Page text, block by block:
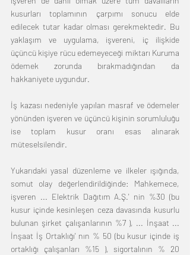
kusurları toplamının çarpımı sonucu elde
edilecek tutar kadar olması gerekmektedir. Bu
yaklaşım ve uygulama, işvereni, iç ilişkide
üçüncü kişiye rücu edemeyeceği miktarı Kuruma
ödemek zorunda bırakmadığından da
hakkaniyete uygundur.
İş kazası nedeniyle yapılan masraf ve ödemeler
yönünden işveren ve üçüncü kişinin sorumluluğu
ise toplam kusur oranı esas alınarak
müteselsilendir.
Yukarıdaki yasal düzenleme ve ilkeler ışığında,
somut olay değerlendirildiğinde: Mahkemece,
işveren ... Elektrik Dağıtım A.Ş.' nin %30 (bu
kusur içinde kesinleşen ceza davasında kusurlu
bulunan şirket çalışanlarının %7 ), ... İnşaat ...
İnşaat İş Ortaklığı' nın % 50 (bu kusur içinde iş
ortaklığı çalışanları %15 ), sigortalının % 20